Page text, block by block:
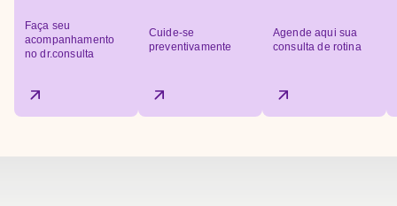
Faça seu
acompanhamento
no dr.consulta
Cuide-se
preventivamente
Agende aqui sua
consulta de rotina